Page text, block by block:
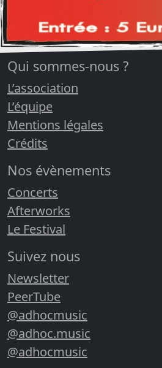
Qui sommes-nous ?
L’association
L’équipe
Mentions légales
Crédits
Nos évènements
Concerts
Afterworks
Le Festival
Suivez nous
Newsletter
PeerTube
@adhocmusic
@adhoc.music
@adhocmusic